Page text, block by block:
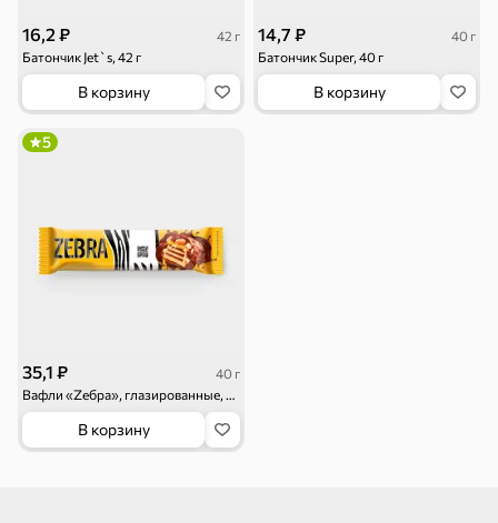
16,2 ₽
42 г
Батончик Jet`s, 42 г
В корзину
14,7 ₽
40 г
Батончик Super, 40 г
В корзину
35,1 ₽
40 г
Вафли «Zебра», глазированные, 40 г
5
В корзину